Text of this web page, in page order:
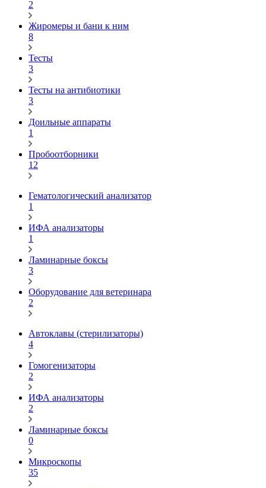
2
Жиромеры и бани к ним
8
Тесты
3
Тесты на антибиотики
3
Доильные аппараты
1
Пробоотборники
12
Гематологический анализатор
1
ИФА анализаторы
1
Ламинарные боксы
3
Оборудование для ветеринара
2
Автоклавы (стерилизаторы)
4
Гомогенизаторы
2
ИФА анализаторы
2
Ламинарные боксы
0
Микроскопы
35